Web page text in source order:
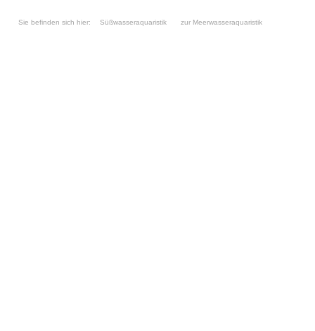
Sie befinden sich hier: Süßwasseraquaristik zur Meerwasseraquaristik